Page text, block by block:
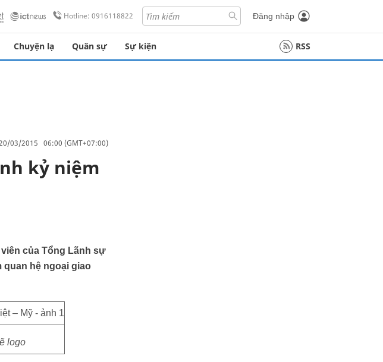
Hotline: 0916118822 Đăng nhập
Chuyện lạ Quân sự Sự kiện RSS
03/2015 06:00 (GMT+07:00)
kỷ niệm
của Tổng Lãnh sự
quan hệ ngoại giao
logo